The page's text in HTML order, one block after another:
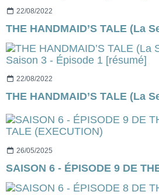
22/08/2022
22/08/2022
26/05/2025